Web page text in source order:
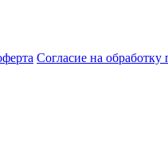
Согласие на